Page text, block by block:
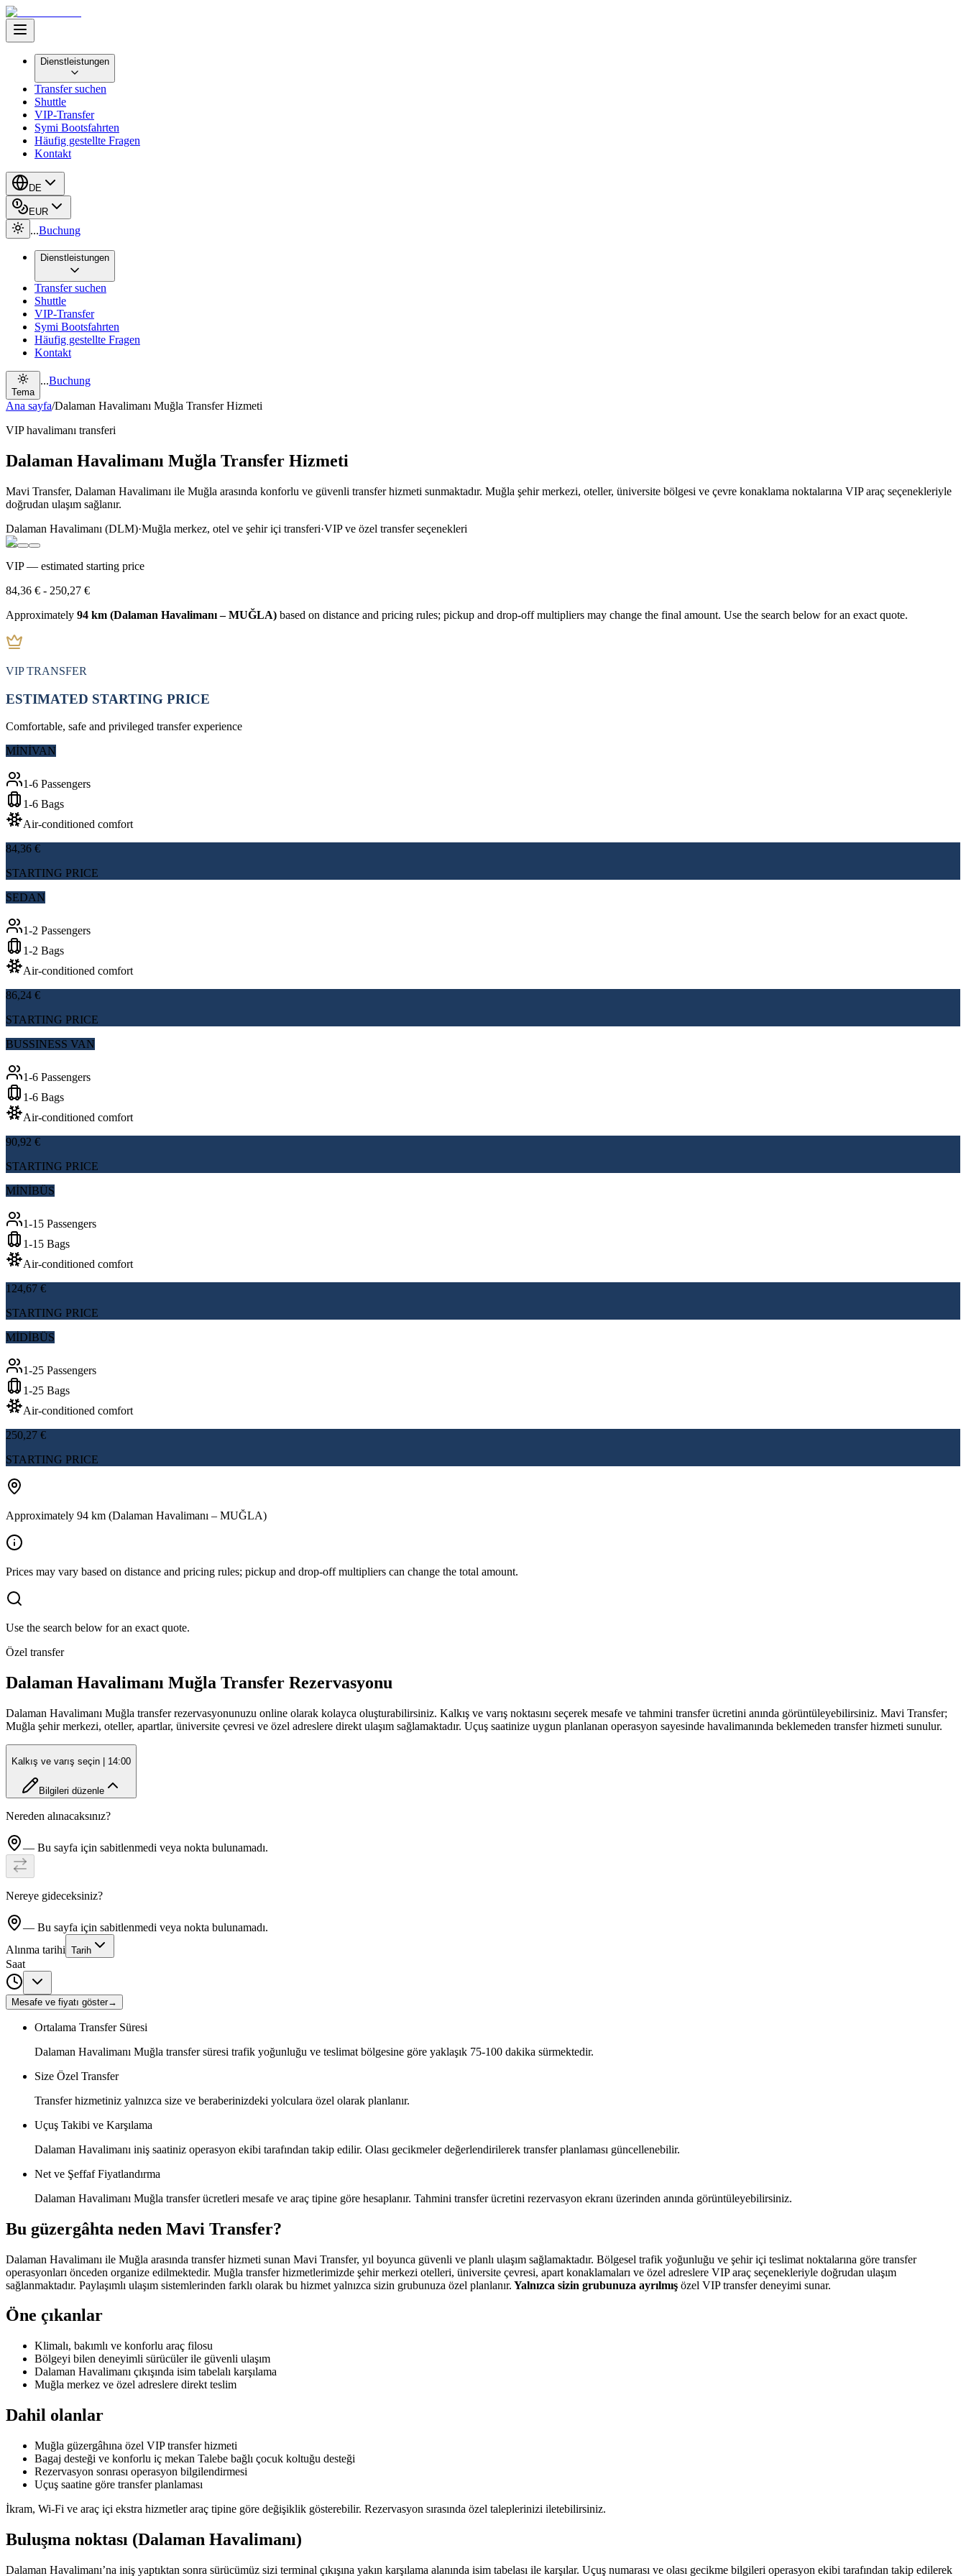
Dienstleistungen
Transfer suchen
Shuttle
VIP-Transfer
Symi Bootsfahrten
Häufig gestellte Fragen
Kontakt
DE
EUR
...Buchung
Dienstleistungen
Transfer suchen
Shuttle
VIP-Transfer
Symi Bootsfahrten
Häufig gestellte Fragen
Kontakt
Tema
...Buchung
Ana sayfa/Dalaman Havalimanı Muğla Transfer Hizmeti
VIP havalimanı transferi
Dalaman Havalimanı Muğla Transfer Hizmeti
Mavi Transfer, Dalaman Havalimanı ile Muğla arasında konforlu ve güvenli transfer hizmeti sunmaktadır. Muğla şehir merkezi, oteller, üniversite bölgesi ve çevre konaklama noktalarına VIP araç seçenekleriyle
doğrudan ulaşım sağlanır.
Dalaman Havalimanı (DLM)·Muğla merkez, otel ve şehir içi transferi·VIP ve özel transfer seçenekleri
VIP — estimated starting price
84,36 € - 250,27 €
Approximately 94 km (Dalaman Havalimanı – MUĞLA) based on distance and pricing rules; pickup and drop-off multipliers may change the final amount. Use the search below for an exact quote.
VIP TRANSFER
ESTIMATED STARTING PRICE
Comfortable, safe and privileged transfer experience
MİNİVAN
1-6 Passengers
1-6 Bags
Air-conditioned comfort
84,36 €
STARTING PRICE
SEDAN
1-2 Passengers
1-2 Bags
Air-conditioned comfort
86,24 €
STARTING PRICE
BUSSINESS VAN
1-6 Passengers
1-6 Bags
Air-conditioned comfort
90,92 €
STARTING PRICE
MİNİBÜS
1-15 Passengers
1-15 Bags
Air-conditioned comfort
124,67 €
STARTING PRICE
MİDİBÜS
1-25 Passengers
1-25 Bags
Air-conditioned comfort
250,27 €
STARTING PRICE
Approximately 94 km (Dalaman Havalimanı – MUĞLA)
Prices may vary based on distance and pricing rules; pickup and drop-off multipliers can change the total amount.
Use the search below for an exact quote.
Özel transfer
Dalaman Havalimanı Muğla Transfer Rezervasyonu
Dalaman Havalimanı Muğla transfer rezervasyonunuzu online olarak kolayca oluşturabilirsiniz. Kalkış ve varış noktasını seçerek mesafe ve tahmini transfer ücretini anında görüntüleyebilirsiniz. Mavi Transfer;
Muğla şehir merkezi, oteller, apartlar, üniversite çevresi ve özel adreslere direkt ulaşım sağlamaktadır. Uçuş saatinize uygun planlanan operasyon sayesinde havalimanında beklemeden transfer hizmeti sunulur.
Kalkış ve varış seçin | 14:00
Bilgileri düzenle
Nereden alınacaksınız?
— Bu sayfa için sabitlenmedi veya nokta bulunamadı.
Nereye gideceksiniz?
— Bu sayfa için sabitlenmedi veya nokta bulunamadı.
Alınma tarihi Tarih
Saat
Mesafe ve fiyatı göster→
Ortalama Transfer Süresi
Dalaman Havalimanı Muğla transfer süresi trafik yoğunluğu ve teslimat bölgesine göre yaklaşık 75-100 dakika sürmektedir.
Size Özel Transfer
Transfer hizmetiniz yalnızca size ve beraberinizdeki yolculara özel olarak planlanır.
Uçuş Takibi ve Karşılama
Dalaman Havalimanı iniş saatiniz operasyon ekibi tarafından takip edilir. Olası gecikmeler değerlendirilerek transfer planlaması güncellenebilir.
Net ve Şeffaf Fiyatlandırma
Dalaman Havalimanı Muğla transfer ücretleri mesafe ve araç tipine göre hesaplanır. Tahmini transfer ücretini rezervasyon ekranı üzerinden anında görüntüleyebilirsiniz.
Bu güzergâhta neden Mavi Transfer?
Dalaman Havalimanı ile Muğla arasında transfer hizmeti sunan Mavi Transfer, yıl boyunca güvenli ve planlı ulaşım sağlamaktadır. Bölgesel trafik yoğunluğu ve şehir içi teslimat noktalarına göre transfer
operasyonları önceden organize edilmektedir. Muğla transfer hizmetlerimizde şehir merkezi otelleri, üniversite çevresi, apart konaklamaları ve özel adreslere VIP araç seçenekleriyle doğrudan ulaşım
sağlanmaktadır. Paylaşımlı ulaşım sistemlerinden farklı olarak bu hizmet yalnızca sizin grubunuza özel planlanır. Yalnızca sizin grubunuza ayrılmış özel VIP transfer deneyimi sunar.
Öne çıkanlar
Klimalı, bakımlı ve konforlu araç filosu
Bölgeyi bilen deneyimli sürücüler ile güvenli ulaşım
Dalaman Havalimanı çıkışında isim tabelalı karşılama
Muğla merkez ve özel adreslere direkt teslim
Dahil olanlar
Muğla güzergâhına özel VIP transfer hizmeti
Bagaj desteği ve konforlu iç mekan Talebe bağlı çocuk koltuğu desteği
Rezervasyon sonrası operasyon bilgilendirmesi
Uçuş saatine göre transfer planlaması
İkram, Wi-Fi ve araç içi ekstra hizmetler araç tipine göre değişiklik gösterebilir. Rezervasyon sırasında özel taleplerinizi iletebilirsiniz.
Buluşma noktası (Dalaman Havalimanı)
Dalaman Havalimanı’na iniş yaptıktan sonra sürücümüz sizi terminal çıkışına yakın karşılama alanında isim tabelası ile karşılar. Uçuş numarası ve olası gecikme bilgileri operasyon ekibi tarafından takip edilerek